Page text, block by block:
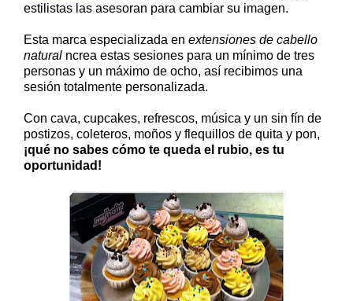
estilistas las asesoran para cambiar su imagen.
Esta marca especializada en extensiones de cabello
natural ncrea estas sesiones para un mínimo de tres
personas y un máximo de ocho, así recibimos una
sesión totalmente personalizada.
Con cava, cupcakes, refrescos, música y un sin fín de
postizos, coleteros, moños y flequillos de quita y pon,
¡qué no sabes cómo te queda el rubio, es tu
oportunidad!